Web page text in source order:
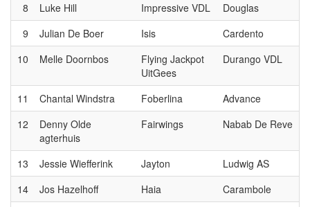
8
Luke Hill Impressive VDL
Douglas
9
Julian De Boer Isis
Cardento
10
Melle Doornbos
Flying Jackpot
UitGees
Durango VDL
11 Chantal Windstra Foberlina
Advance
12
Denny Olde
agterhuis
Fairwings Nabab De Reve
13 Jessie Wiefferink Jayton
Ludwig AS
14
Jos Hazelhoff Haia
Carambole